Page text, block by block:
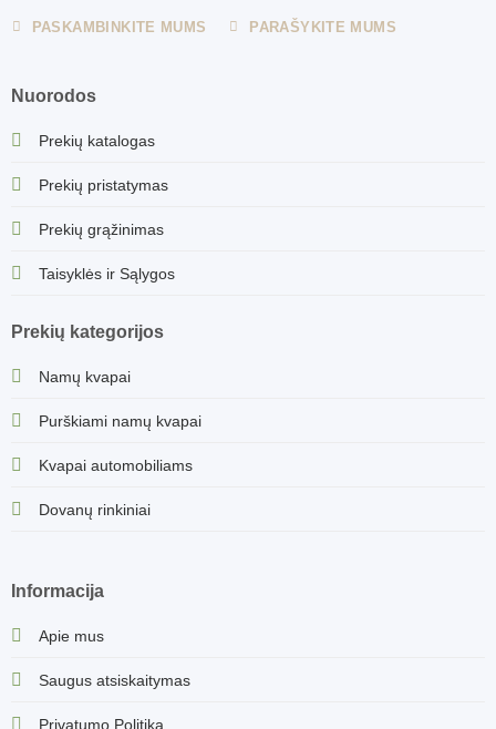
PASKAMBINKITE MUMS PARAŠYKITE MUMS
Nuorodos
Prekių katalogas
Prekių pristatymas
Prekių grąžinimas
Taisyklės ir Sąlygos
Prekių kategorijos
Namų kvapai
Purškiami namų kvapai
Kvapai automobiliams
Dovanų rinkiniai
Informacija
Apie mus
Saugus atsiskaitymas
Privatumo Politika